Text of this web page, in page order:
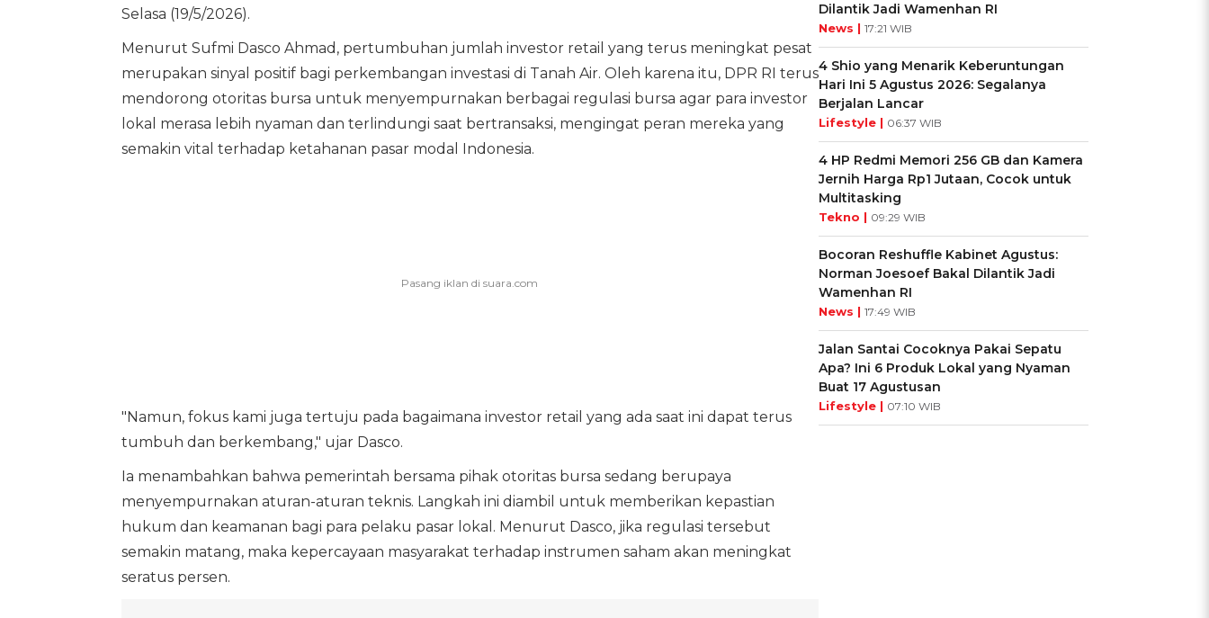
Selasa (19/5/2026).
Menurut Sufmi Dasco Ahmad, pertumbuhan jumlah investor retail yang terus meningkat pesat
merupakan sinyal positif bagi perkembangan investasi di Tanah Air. Oleh karena itu, DPR RI terus
mendorong otoritas bursa untuk menyempurnakan berbagai regulasi bursa agar para investor
lokal merasa lebih nyaman dan terlindungi saat bertransaksi, mengingat peran mereka yang
semakin vital terhadap ketahanan pasar modal Indonesia.
"Namun, fokus kami juga tertuju pada bagaimana investor retail yang ada saat ini dapat terus
tumbuh dan berkembang," ujar Dasco.
Ia menambahkan bahwa pemerintah bersama pihak otoritas bursa sedang berupaya
menyempurnakan aturan-aturan teknis. Langkah ini diambil untuk memberikan kepastian
hukum dan keamanan bagi para pelaku pasar lokal. Menurut Dasco, jika regulasi tersebut
semakin matang, maka kepercayaan masyarakat terhadap instrumen saham akan meningkat
seratus persen.
Dilantik Jadi Wamenhan RI
News | 17:21 WIB
4 Shio yang Menarik Keberuntungan
Hari Ini 5 Agustus 2026: Segalanya
Berjalan Lancar
Lifestyle | 06:37 WIB
4 HP Redmi Memori 256 GB dan Kamera
Jernih Harga Rp1 Jutaan, Cocok untuk
Multitasking
Tekno | 09:29 WIB
Bocoran Reshuffle Kabinet Agustus:
Norman Joesoef Bakal Dilantik Jadi
Wamenhan RI
News | 17:49 WIB
Jalan Santai Cocoknya Pakai Sepatu
Apa? Ini 6 Produk Lokal yang Nyaman
Buat 17 Agustusan
Lifestyle | 07:10 WIB